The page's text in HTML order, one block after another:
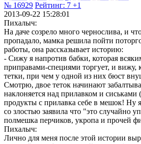
№ 16929 Рейтинг: 7 +1
2013-09-22 15:28:01
Пихалыч:
На даче созрело много чернослива, и
пропадало, мамка решила пойти
работы, она рассказывает историю:
- Сижу я напротив бабки, которая
приправами-специями торгует, и вижу,
тетки, при чем у одной из них бюст
Смотрю, двое теток начинают
наклоняется над прилавком и сиськами
продукты с прилавка себе в мешок! Ну я
со злостью заявила что "это случайно
полмешка перчиков, укропа и прочей
Пихалыч:
Лично для меня после этой истории